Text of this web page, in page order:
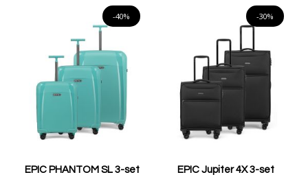
-40%
EPIC PHANTOM SL 3-set
-30%
EPIC Jupiter 4X 3-set